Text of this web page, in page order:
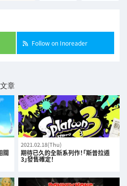
Follow on Inoreader
章
關
2021.02.18(Thu)
期待已久的全新系列作！「斯普拉遁
3」發售確定！